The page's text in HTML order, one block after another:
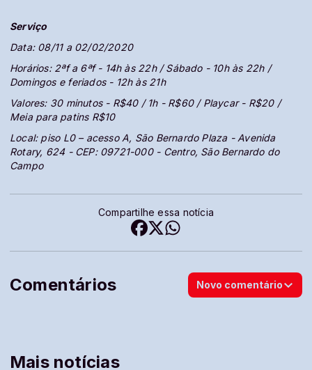
Serviço
Data: 08/11 a 02/02/2020
Horários: 2ªf a 6ªf - 14h às 22h / Sábado - 10h às 22h /
Domingos e feriados - 12h às 21h
Valores: 30 minutos - R$40 / 1h - R$60 / Playcar - R$20 /
Meia para patins R$10
Local: piso L0 – acesso A, São Bernardo Plaza - Avenida
Rotary, 624 - CEP: 09721-000 - Centro, São Bernardo do
Campo
Compartilhe essa notícia
Comentários Novo comentário
Mais notícias